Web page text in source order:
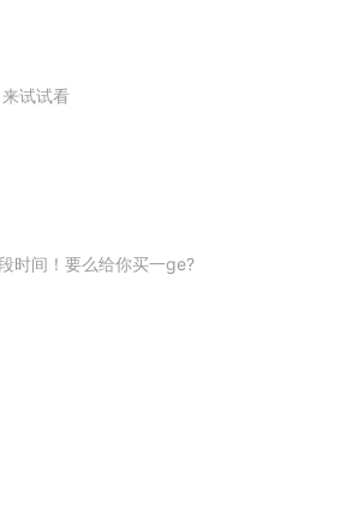
试试看
时间！要么给你买一ge?